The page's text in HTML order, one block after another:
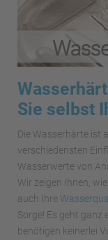
Sie selbst
Die Wasserhärte ist
verschiedensten
Wasserwerte von
Wir zeigen Ihnen,
auch Ihre
Sorge! Es geht ganz
benötigen keinerlei